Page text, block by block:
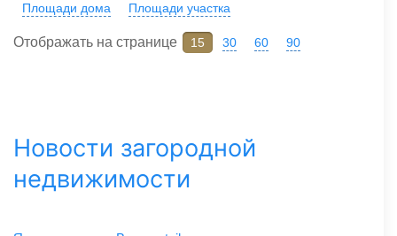
Площади дома
Площади участка
Отображать на странице 15 30 60 90
Новости загородной
недвижимости